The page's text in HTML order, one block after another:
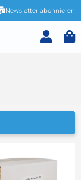
Newsletter abonnieren